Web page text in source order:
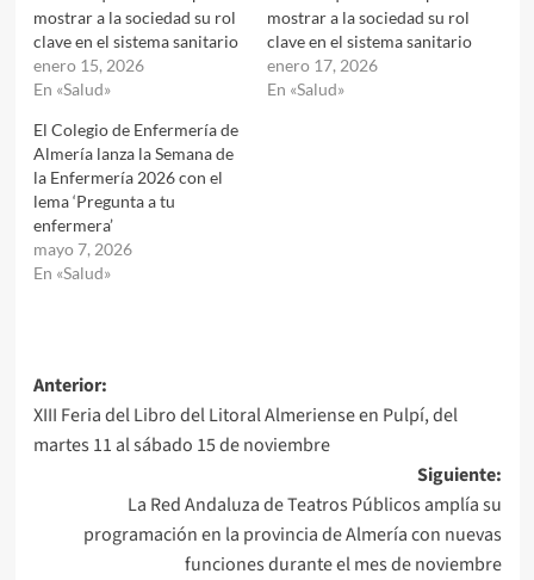
mostrar a la sociedad su rol
clave en el sistema sanitario
enero 15, 2026
En «Salud»
mostrar a la sociedad su rol
clave en el sistema sanitario
enero 17, 2026
En «Salud»
El Colegio de Enfermería de
Almería lanza la Semana de
la Enfermería 2026 con el
lema ‘Pregunta a tu
enfermera’
mayo 7, 2026
En «Salud»
Navegación
de
entradas
Anterior:
XIII Feria del Libro del Litoral Almeriense en Pulpí, del
martes 11 al sábado 15 de noviembre
Siguiente:
La Red Andaluza de Teatros Públicos amplía su
programación en la provincia de Almería con nuevas
funciones durante el mes de noviembre